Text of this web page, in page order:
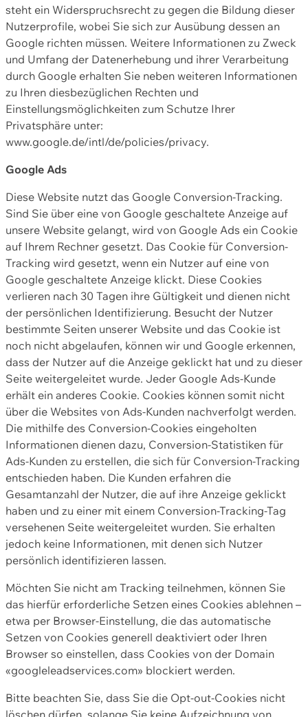
steht ein Widerspruchsrecht zu gegen die Bildung dieser
Nutzerprofile, wobei Sie sich zur Ausübung dessen an
Google richten müssen. Weitere Informationen zu Zweck
und Umfang der Datenerhebung und ihrer Verarbeitung
durch Google erhalten Sie neben weiteren Informationen
zu Ihren diesbezüglichen Rechten und
Einstellungsmöglichkeiten zum Schutze Ihrer
Privatsphäre unter:
www.google.de/intl/de/policies/privacy.
Google Ads
Diese Website nutzt das Google Conversion-Tracking.
Sind Sie über eine von Google geschaltete Anzeige auf
unsere Website gelangt, wird von Google Ads ein Cookie
auf Ihrem Rechner gesetzt. Das Cookie für Conversion-
Tracking wird gesetzt, wenn ein Nutzer auf eine von
Google geschaltete Anzeige klickt. Diese Cookies
verlieren nach 30 Tagen ihre Gültigkeit und dienen nicht
der persönlichen Identifizierung. Besucht der Nutzer
bestimmte Seiten unserer Website und das Cookie ist
noch nicht abgelaufen, können wir und Google erkennen,
dass der Nutzer auf die Anzeige geklickt hat und zu dieser
Seite weitergeleitet wurde. Jeder Google Ads-Kunde
erhält ein anderes Cookie. Cookies können somit nicht
über die Websites von Ads-Kunden nachverfolgt werden.
Die mithilfe des Conversion-Cookies eingeholten
Informationen dienen dazu, Conversion-Statistiken für
Ads-Kunden zu erstellen, die sich für Conversion-Tracking
entschieden haben. Die Kunden erfahren die
Gesamtanzahl der Nutzer, die auf ihre Anzeige geklickt
haben und zu einer mit einem Conversion-Tracking-Tag
versehenen Seite weitergeleitet wurden. Sie erhalten
jedoch keine Informationen, mit denen sich Nutzer
persönlich identifizieren lassen.
Möchten Sie nicht am Tracking teilnehmen, können Sie
das hierfür erforderliche Setzen eines Cookies ablehnen –
etwa per Browser-Einstellung, die das automatische
Setzen von Cookies generell deaktiviert oder Ihren
Browser so einstellen, dass Cookies von der Domain
«googleleadservices.com» blockiert werden.
Bitte beachten Sie, dass Sie die Opt-out-Cookies nicht